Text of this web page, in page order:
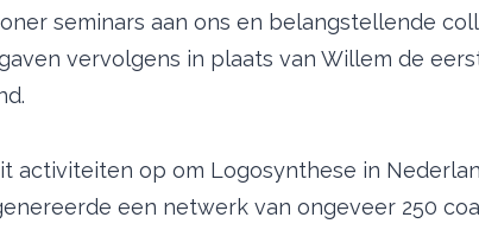
seminars aan ons en belangstellende
vervolgens in plaats van Willem de
activiteiten op om Logosynthese in
een netwerk van ongeveer 250